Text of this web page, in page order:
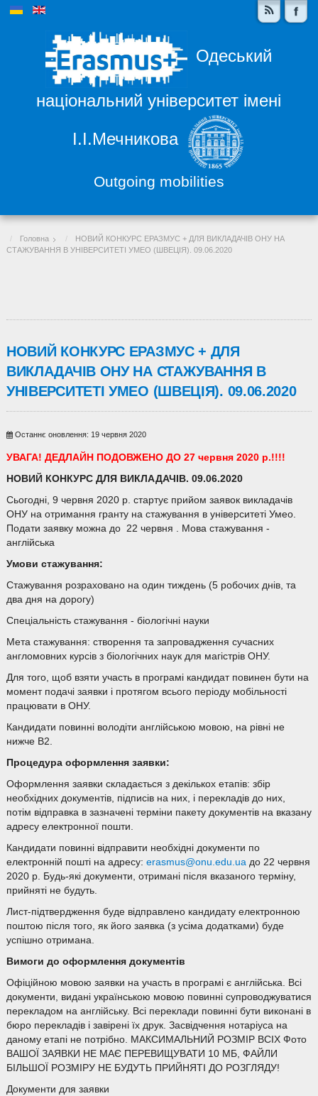
Одеський
національний університет імені
І.І.Мечникова
Outgoing mobilities
Головна
НОВИЙ КОНКУРС ЕРАЗМУС + ДЛЯ ВИКЛАДАЧІВ ОНУ НА
СТАЖУВАННЯ В УНІВЕРСИТЕТІ УМЕО (ШВЕЦІЯ). 09.06.2020
НОВИЙ КОНКУРС ЕРАЗМУС + ДЛЯ
ВИКЛАДАЧІВ ОНУ НА СТАЖУВАННЯ В
УНІВЕРСИТЕТІ УМЕО (ШВЕЦІЯ). 09.06.2020
Останнє оновлення: 19 червня 2020
УВАГА! ДЕДЛАЙН ПОДОВЖЕНО ДО 27 червня 2020 р.!!!!
НОВИЙ КОНКУРС ДЛЯ ВИКЛАДАЧІВ. 09.06.2020
Сьогодні, 9 червня 2020 р. стартує прийом заявок викладачів
ОНУ на отримання гранту на стажування в університеті Умео.
Подати заявку можна до 22 червня . Мова стажування -
англійська
Умови стажування:
Стажування розраховано на один тиждень (5 робочих днів, та
два дня на дорогу)
Спеціальність стажування - біологічні науки
Мета стажування: створення та запровадження сучасних
англомовних курсів з біологічних наук для магістрів ОНУ.
Для того, щоб взяти участь в програмі кандидат повинен бути на
момент подачі заявки і протягом всього періоду мобільності
працювати в ОНУ.
Кандидати повинні володіти англійською мовою, на рівні не
нижче В2.
Процедура оформлення заявки:
Оформлення заявки складається з декількох етапів: збір
необхідних документів, підписів на них, і перекладів до них,
потім відправка в зазначені терміни пакету документів на вказану
адресу електронної пошти.
Кандидати повинні відправити необхідні документи по
електронній пошті на адресу: erasmus@onu.edu.uaдо 22 червня
2020 р. Будь-які документи, отримані після вказаного терміну,
прийняті не будуть.
Лист-підтвердження буде відправлено кандидату електронною
поштою після того, як його заявка (з усіма додатками) буде
успішно отримана.
Вимоги до оформлення документів
Офіційною мовою заявки на участь в програмі є англійська. Всі
документи, видані українською мовою повинні супроводжуватися
перекладом на англійську. Всі переклади повинні бути виконані в
бюро перекладів і завірені їх друк. Засвідчення нотаріуса на
даному етапі не потрібно. МАКСИМАЛЬНИЙ РОЗМІР ВСІХ Фото
ВАШОЇ ЗАЯВКИ НЕ МАЄ ПЕРЕВИЩУВАТИ 10 МБ, ФАЙЛИ
БІЛЬШОЇ РОЗМІРУ НЕ БУДУТЬ ПРИЙНЯТІ ДО РОЗГЛЯДУ!
Документи для заявки